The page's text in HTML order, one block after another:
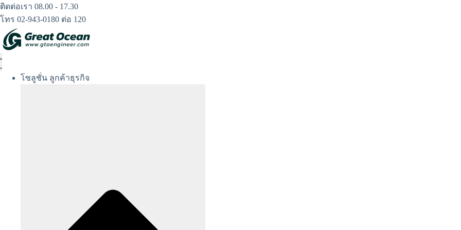
Skip
to
content
ติดต่อเรา 08.00 - 17.30
โทร 02-943-0180 ต่อ 120
โซลูชั่น ลูกค้าธุรกิจ